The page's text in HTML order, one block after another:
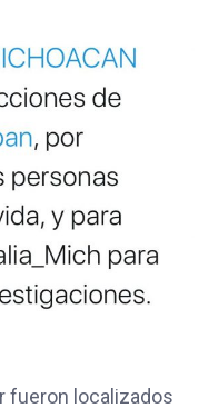
fueron localizados